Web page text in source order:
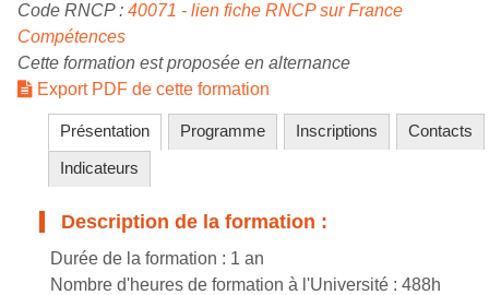
Code RNCP : 40071 - lien fiche RNCP sur France
Compétences
Cette formation est proposée en alternance
Export PDF de cette formation
Présentation Programme Inscriptions
Contacts
Indicateurs
Description de la formation :
Durée de la formation : 1 an
Nombre d'heures de formation à l'Université : 488h